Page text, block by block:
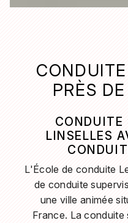
PRÈS
CONDUITE
LINSELLES
L'École de conduite
de conduite
une ville animée
France. La conduite